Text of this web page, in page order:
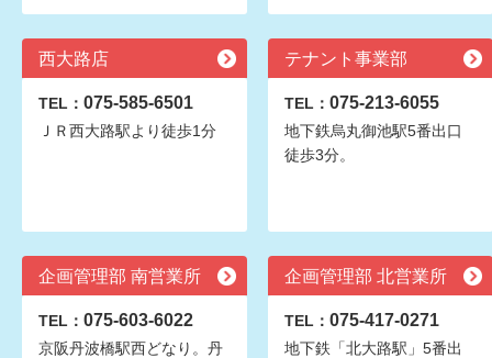
西大路店
TEL： 075-585-6501
ＪＲ西大路駅より徒歩1分
テナント事業部
TEL： 075-213-6055
地下鉄烏丸御池駅5番出口
徒歩3分。
企画管理部 南営業所
TEL： 075-603-6022
京阪丹波橋駅西どなり。丹
企画管理部 北営業所
TEL： 075-417-0271
地下鉄「北大路駅」5番出